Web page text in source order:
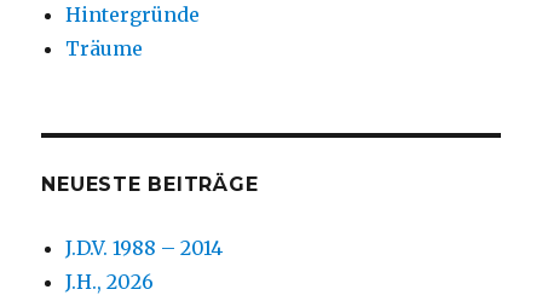
Hintergründe
Träume
NEUESTE BEITRÄGE
J.D.V. 1988 – 2014
J.H., 2026